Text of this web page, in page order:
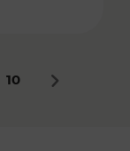
10 Nächstes